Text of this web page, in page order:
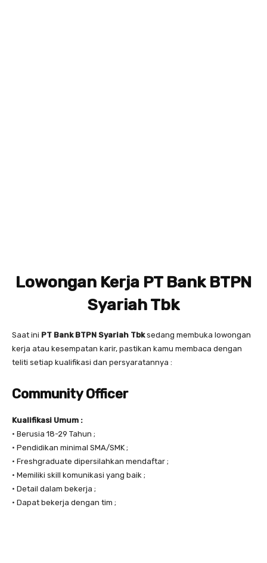
Lowongan Kerja PT Bank BTPN
Syariah Tbk
Saat ini PT Bank BTPN Syariah Tbk sedang membuka lowongan
kerja atau kesempatan karir, pastikan kamu membaca dengan
teliti setiap kualifikasi dan persyaratannya :
Community Officer
Kualifikasi Umum :
• Berusia 18-29 Tahun ;
• Pendidikan minimal SMA/SMK ;
• Freshgraduate dipersilahkan mendaftar ;
• Memiliki skill komunikasi yang baik ;
• Detail dalam bekerja ;
• Dapat bekerja dengan tim ;